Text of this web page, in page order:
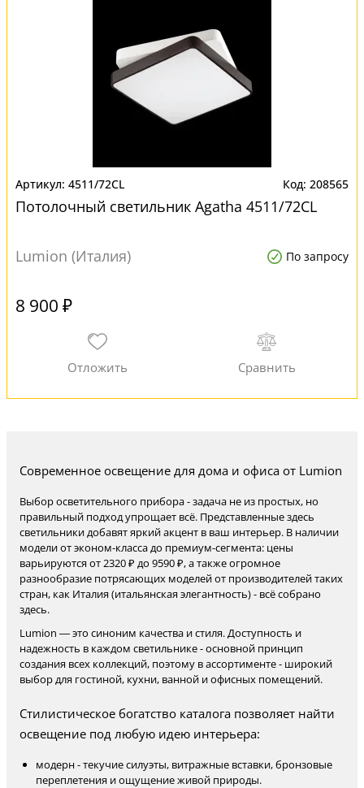
4511/72CL 208565
Потолочный светильник Agatha 4511/72CL
Lumion (Италия) По запросу
8 900 ₽
Современное освещение для дома и офиса от Lumion
Выбор осветительного прибора - задача не из простых, но
правильный подход упрощает всё. Представленные здесь
светильники добавят яркий акцент в ваш интерьер. В наличии
модели от эконом-класса до премиум-сегмента: цены
варьируются от 2320 ₽ до 9590 ₽, а также огромное
разнообразие потрясающих моделей от производителей таких
стран, как Италия (итальянская элегантность) - всё собрано
здесь.
Lumion — это синоним качества и стиля. Доступность и
надежность в каждом светильнике - основной принцип
создания всех коллекций, поэтому в ассортименте - широкий
выбор для гостиной, кухни, ванной и офисных помещений.
Стилистическое богатство каталога позволяет найти
освещение под любую идею интерьера:
модерн - текучие силуэты, витражные вставки, бронзовые
переплетения и ощущение живой природы.